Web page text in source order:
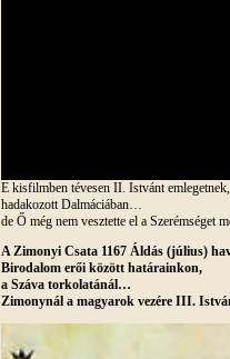
E kisfilmben tévesen II. Istvánt
hadakozott Dalmáciában…
de Ő még nem vesztette el a Szerémséget
A Zimonyi Csata 1167 Áldás (július)
Birodalom erői között határainkon,
a Száva torkolatánál…
Zimonynál a magyarok vezére III.